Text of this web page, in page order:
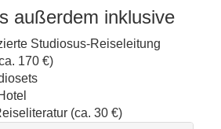
außerdem inklusive
Studiosus-Reiseleitung
170 €)
(ca. 30 €)